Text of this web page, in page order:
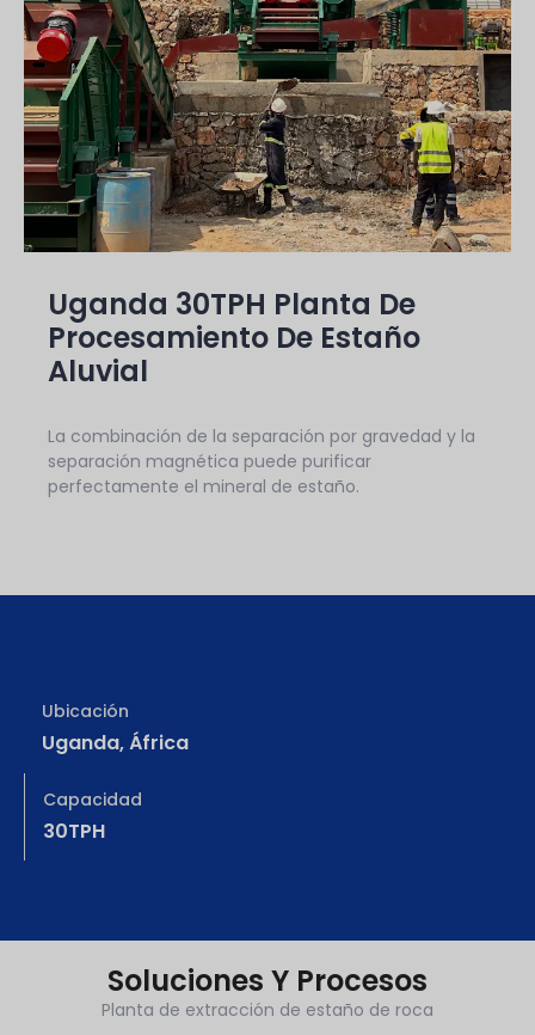
Uganda 30TPH Planta De
Procesamiento De Estaño
Aluvial
La combinación de la separación por gravedad y la
separación magnética puede purificar
perfectamente el mineral de estaño.
Ubicación
Uganda, África
Capacidad
30TPH
Soluciones Y Procesos
Planta de extracción de estaño de roca